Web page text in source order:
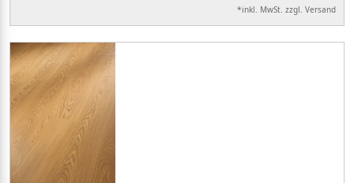
*inkl. MwSt. zzgl. Versand